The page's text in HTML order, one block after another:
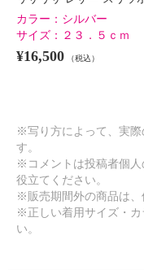
カラー： シルバー
サイズ： ２３．５ｃｍ
¥16,500 （税込）
※写り方によって、実際
す。
※コメントは投稿者個人
役立てください。
※販売期間外の商品は、
※正しい着用サイズ・カ
い。